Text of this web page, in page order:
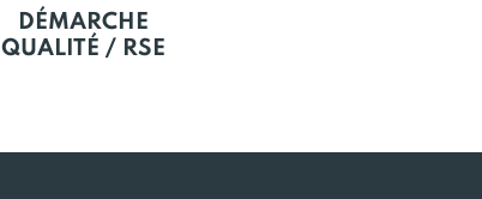
DÉMARCHE
QUALITÉ / RSE